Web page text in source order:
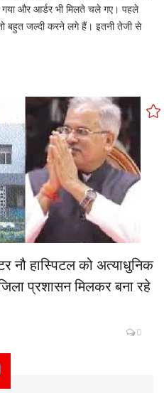
गया और आर्डर भी मिलते चले गए। पहले
बहुत जल्दी करने लगे हैं। इतनी तेजी से
नौ हास्पिटल को अत्याधुनिक
प्रशासन मिलकर बना रहे
0